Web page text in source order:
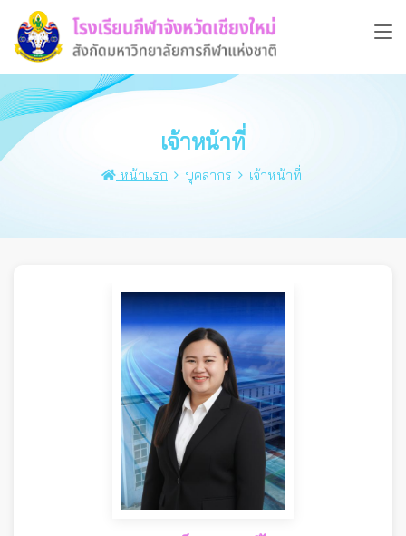
เจ้าหน้าที่
หน้าแรก บุคลากร เจ้าหน้าที่